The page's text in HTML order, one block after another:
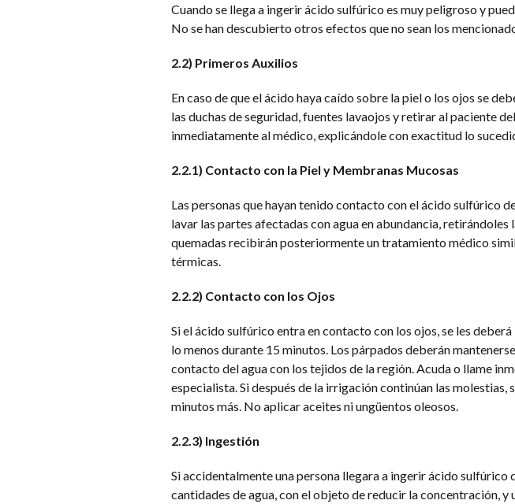
Cuando se llega a ingerir ácido sulfúrico es muy peligroso y
No se han descubierto otros efectos que no sean los
2.2) Primeros Auxilios
En caso de que el ácido haya caído sobre la piel o los ojos se
las duchas de seguridad, fuentes lavaojos y retirar al paciente
inmediatamente al médico, explicándole con exactitud lo
2.2.1) Contacto con la Piel y Membranas Mucosas
Las personas que hayan tenido contacto con el ácido sulfúrico
lavar las partes afectadas con agua en abundancia,
quemadas recibirán posteriormente un tratamiento médico
térmicas.
2.2.2) Contacto con los Ojos
Si el ácido sulfúrico entra en contacto con los ojos, se les
lo menos durante 15 minutos. Los párpados deberán
contacto del agua con los tejidos de la región. Acuda o llame
especialista. Si después de la irrigación continúan las molestias,
minutos más. No aplicar aceites ni ungüentos oleosos.
2.2.3) Ingestión
Si accidentalmente una persona llegara a ingerir ácido
cantidades de agua, con el objeto de reducir la concentración, y